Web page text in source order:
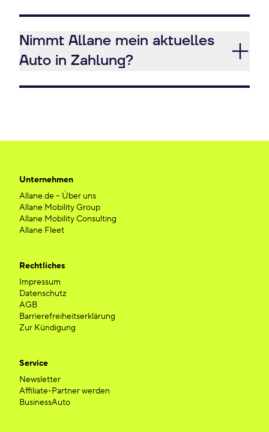
Nimmt Allane mein aktuelles
Auto in Zahlung?
Unternehmen
Allane.de – Über uns
Allane Mobility Group
Allane Mobility Consulting
Allane Fleet
Rechtliches
Impressum
Datenschutz
AGB
Barrierefreiheitserklärung
Zur Kündigung
Service
Newsletter
Affiliate-Partner werden
BusinessAuto